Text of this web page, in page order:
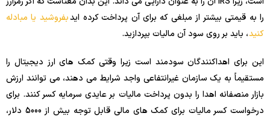
را به قیمتی بیشتر از مبلغی که برای آن پرداخت کرده ایدبفروشید یا مبادله
کنید، باید بر روی سود آن مالیات بپردازید.
این برای اهداکنندگان سودمند است زیرا وقتی کمک های ارز دیجیتال را
مستقیماً به یک سازمان غیرانتفاعی واجد شرایط می دهند، می توانند ارزش
بازار منصفانه اهدا را بدون پرداخت مالیات بر عایدی سرمایه کسر کنند. برای
درخواست کسر مالیات برای کمک های مالی قابل توجه بیش از 5000 دلار،